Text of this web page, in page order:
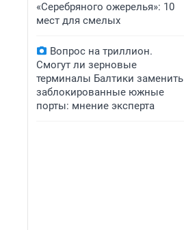
«Серебряного ожерелья»: 10
мест для смелых
Вопрос на триллион.
Смогут ли зерновые
терминалы Балтики заменить
заблокированные южные
порты: мнение эксперта